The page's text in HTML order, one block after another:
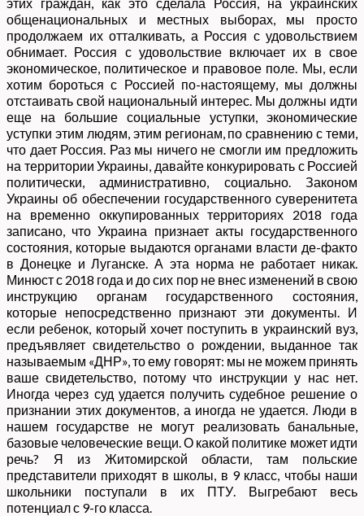
общенациональных и местных выборах, мы просто
продолжаем их отталкивать, а Россия с удовольствием
обнимает. Россия с удовольствие включает их в свое
экономическое, политическое и правовое поле. Мы, если
хотим бороться с Россией по-настоящему, мы должны
отстаивать свой национальный интерес. Мы должны идти
еще на большие социальные уступки, экономические
уступки этим людям, этим регионам, по сравнению с теми,
что дает Россия. Раз мы ничего не смогли им предложить
на территории Украины, давайте конкурировать с Россией
политически, административно, социально. Законом
Украины об обеспечении государственного суверенитета
на временно оккупированных территориях 2018 года
записано, что Украина признает акты государственного
состояния, которые выдаются органами власти де-факто
в Донецке и Луганске. А эта норма не работает никак.
Минюст с 2018 года и до сих пор не внес изменений в свою
инструкцию органам государственного состояния,
которые непосредственно признают эти документы. И
если ребенок, который хочет поступить в украинский вуз,
предъявляет свидетельство о рождении, выданное так
называемым «ДНР», то ему говорят: мы не можем принять
ваше свидетельство, потому что инструкции у нас нет.
Иногда через суд удается получить судебное решение о
признании этих документов, а иногда не удается. Люди в
нашем государстве не могут реализовать банальные,
базовые человеческие вещи. О какой политике может идти
речь? Я из Житомирской области, там польские
представители приходят в школы, в 9 класс, чтобы наши
школьники поступали в их ПТУ. Выгребают весь
потенциал с 9-го класса.